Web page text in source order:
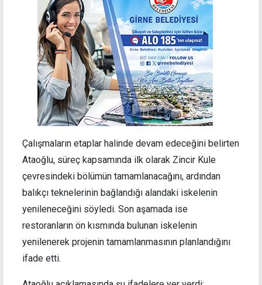
Çalışmaların etaplar halinde devam edeceğini belirten
Ataoğlu, süreç kapsamında ilk olarak Zincir Kule
çevresindeki bölümün tamamlanacağını, ardından
balıkçı teknelerinin bağlandığı alandaki iskelenin
yenileneceğini söyledi. Son aşamada ise
restoranların ön kısmında bulunan iskelenin
yenilenerek projenin tamamlanmasının planlandığını
ifade etti.